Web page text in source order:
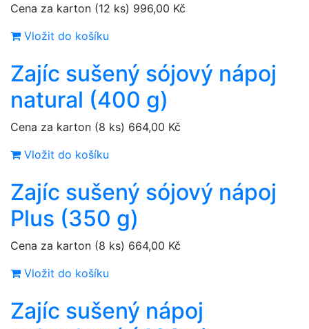
Cena za karton (12 ks) 996,00 Kč
Vložit do košíku
Zajíc sušený sójový nápoj
natural (400 g)
Cena za karton (8 ks) 664,00 Kč
Vložit do košíku
Zajíc sušený sójový nápoj
Plus (350 g)
Cena za karton (8 ks) 664,00 Kč
Vložit do košíku
Zajíc sušený nápoj